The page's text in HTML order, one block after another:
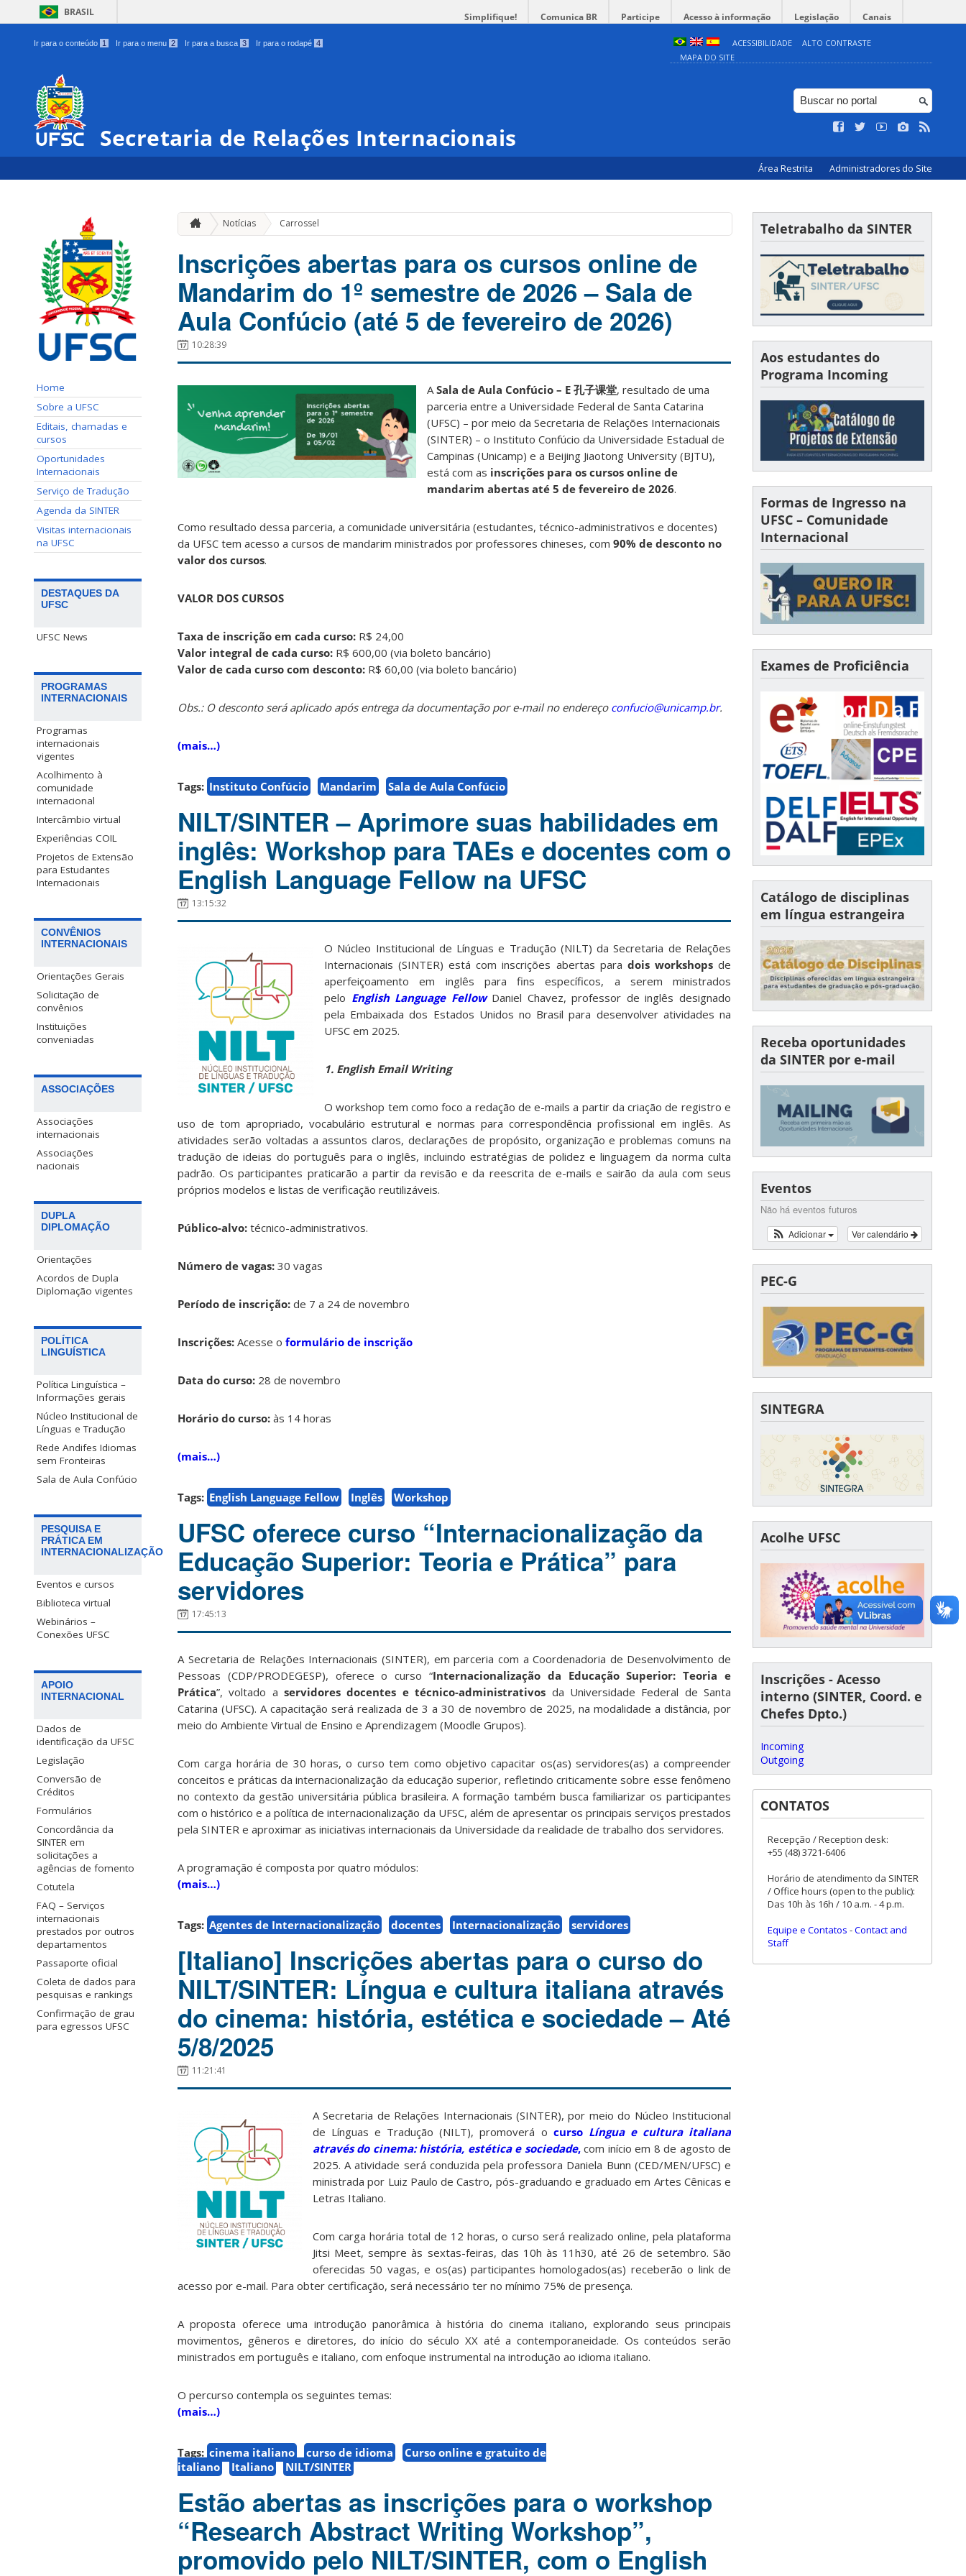
BRASIL Simplifique! Comunica BR Participe Acesso à informação Legislação Canais
Ir para o conteúdo 1 Ir para o menu 2 Ir para a busca 3 Ir para o rodapé 4 ACESSIBILIDADE
ALTO CONTRASTE
MAPA DO SITE
Secretaria de Relações Internacionais
Área Restrita Administradores do Site
Home
Sobre a UFSC
Editais, chamadas e
cursos
Oportunidades
Internacionais
Serviço de Tradução
Agenda da SINTER
Visitas internacionais
na UFSC
DESTAQUES DA
UFSC
UFSC News
PROGRAMAS
INTERNACIONAIS
Programas
internacionais
vigentes
Acolhimento à
comunidade
internacional
Intercâmbio virtual
Experiências COIL
Projetos de Extensão
para Estudantes
Internacionais
CONVÊNIOS
INTERNACIONAIS
Orientações Gerais
Solicitação de
convênios
Instituições
conveniadas
ASSOCIAÇÕES
Associações
internacionais
Associações
nacionais
DUPLA
DIPLOMAÇÃO
Orientações
Acordos de Dupla
Diplomação vigentes
POLÍTICA
LINGUÍSTICA
Política Linguística –
Informações gerais
Núcleo Institucional de
Línguas e Tradução
Rede Andifes Idiomas
sem Fronteiras
Sala de Aula Confúcio
PESQUISA E
PRÁTICA EM
INTERNACIONALIZAÇÃO
Eventos e cursos
Biblioteca virtual
Webinários –
Conexões UFSC
APOIO
INTERNACIONAL
Dados de
identificação da UFSC
Legislação
Conversão de
Créditos
Formulários
Concordância da
SINTER em
solicitações a
agências de fomento
Cotutela
FAQ – Serviços
internacionais
prestados por outros
departamentos
Passaporte oficial
Coleta de dados para
pesquisas e rankings
Confirmação de grau
para egressos UFSC
Notícias Carrossel
Inscrições abertas para os cursos online de
Mandarim do 1º semestre de 2026 – Sala de
Aula Confúcio (até 5 de fevereiro de 2026)
10:28:39
ASala de Aula Confúcio – E 孔子课堂, resultado de uma
parceria entre a Universidade Federal de Santa Catarina
(UFSC) – por meio da Secretaria de Relações Internacionais
(SINTER) – o Instituto Confúcio da Universidade Estadual de
Campinas (Unicamp) e a Beijing Jiaotong University (BJTU),
está com as inscrições para os cursos online de
mandarim abertas até 5 de fevereiro de 2026.
Como resultado dessa parceria, a comunidade universitária (estudantes, técnico-administrativos e docentes)
da UFSC tem acesso a cursos de mandarim ministrados por professores chineses, com 90% de desconto no
valor dos cursos.
VALOR DOS CURSOS
Taxa de inscrição em cada curso: R$ 24,00
Valor integral de cada curso: R$ 600,00 (via boleto bancário)
Valor de cada curso com desconto: R$ 60,00 (via boleto bancário)
Obs.: O desconto será aplicado após entrega da documentação por e-mail no endereço confucio@unicamp.br.
(mais…)
Tags: Instituto Confúcio Mandarim Sala de Aula Confúcio
NILT/SINTER – Aprimore suas habilidades em
inglês: Workshop para TAEs e docentes com o
English Language Fellow na UFSC
13:15:32
O Núcleo Institucional de Línguas e Tradução (NILT) da Secretaria de Relações
Internacionais (SINTER) está com inscrições abertas para dois workshopsde
aperfeiçoamento em inglês para fins específicos, a serem ministrados
pelo English Language FellowDaniel Chavez, professor de inglês designado
pela Embaixada dos Estados Unidos no Brasil para desenvolver atividades na
UFSC em 2025.
1. English Email Writing
O workshop tem como foco a redação de e-mails a partir da criação de registro e
uso de tom apropriado, vocabulário estrutural e normas para correspondência profissional em inglês. As
atividades serão voltadas a assuntos claros, declarações de propósito, organização e problemas comuns na
tradução de ideias do português para o inglês, incluindo estratégias de polidez e linguagem da norma culta
padrão. Os participantes praticarão a partir da revisão e da reescrita de e-mails e sairão da aula com seus
próprios modelos e listas de verificação reutilizáveis.
Público-alvo: técnico-administrativos.
Número de vagas: 30 vagas
Período de inscrição: de 7 a 24 de novembro
Inscrições: Acesse o formulário de inscrição
Data do curso: 28 de novembro
Horário do curso: às 14 horas
(mais…)
Tags: English Language Fellow Inglês Workshop
UFSC oferece curso “Internacionalização da
Educação Superior: Teoria e Prática” para
servidores
17:45:13
A Secretaria de Relações Internacionais (SINTER), em parceria com a Coordenadoria de Desenvolvimento de
Pessoas (CDP/PRODEGESP), oferece o curso “Internacionalização da Educação Superior: Teoria e
Prática”, voltado aservidores docentes e técnico-administrativos da Universidade Federal de Santa
Catarina (UFSC). A capacitação será realizada de 3 a 30 de novembro de 2025, na modalidade a distância, por
meio do Ambiente Virtual de Ensino e Aprendizagem (Moodle Grupos).
Com carga horária de 30 horas, o curso tem como objetivo capacitar os(as) servidores(as) a compreender
conceitos e práticas da internacionalização da educação superior, refletindo criticamente sobre esse fenômeno
no contexto da gestão universitária pública brasileira. A formação também busca familiarizar os participantes
com o histórico e a política de internacionalização da UFSC, além de apresentar os principais serviços prestados
pela SINTER e aproximar as iniciativas internacionais da Universidade da realidade de trabalho dos servidores.
A programação é composta por quatro módulos:
(mais…)
Tags: Agentes de Internacionalização docentes Internacionalização servidores
[Italiano] Inscrições abertas para o curso do
NILT/SINTER: Língua e cultura italiana através
do cinema: história, estética e sociedade – Até
5/8/2025
11:21:41
A Secretaria de Relações Internacionais (SINTER), por meio do Núcleo Institucional
de Línguas e Tradução (NILT), promoverá o curso Língua e cultura italiana
através do cinema: história, estética e sociedade,com início em 8 de agosto de
2025. A atividade será conduzida pela professora Daniela Bunn (CED/MEN/UFSC) e
ministrada por Luiz Paulo de Castro, pós-graduando e graduado em Artes Cênicas e
Letras Italiano.
Com carga horária total de 12 horas, o curso será realizado online, pela plataforma
Jitsi Meet, sempre às sextas-feiras, das 10h às 11h30, até 26 de setembro. São
oferecidas 50 vagas, e os(as) participantes homologados(as) receberão o link de
acesso por e-mail. Para obter certificação, será necessário ter no mínimo 75% de presença.
A proposta oferece uma introdução panorâmica à história do cinema italiano, explorando seus principais
movimentos, gêneros e diretores, do início do século XX até a contemporaneidade. Os conteúdos serão
ministrados em português e italiano, com enfoque instrumental na introdução ao idioma italiano.
O percurso contempla os seguintes temas:
(mais…)
Tags: cinema italiano curso de idioma
Curso online e gratuito de
italiano
Italiano NILT/SINTER
Estão abertas as inscrições para o workshop
“Research Abstract Writing Workshop”,
promovido pelo NILT/SINTER, com o English
Teletrabalho da SINTER
Aos estudantes do
Programa Incoming
Formas de Ingresso na
UFSC – Comunidade
Internacional
Exames de Proficiência
Catálogo de disciplinas
em língua estrangeira
Receba oportunidades
da SINTER por e-mail
Eventos
Não há eventos futuros
Ver calendário
Adicionar
PEC-G
SINTEGRA
Acolhe UFSC
Inscrições - Acesso
interno (SINTER, Coord. e
Chefes Dpto.)
Incoming
Outgoing
CONTATOS
Recepção / Reception desk:
+55 (48) 3721-6406
Horário de atendimento da SINTER
/ Office hours (open to the public):
Das 10h às 16h / 10 a.m. - 4 p.m.
Equipe e Contatos -Contact and
Staff